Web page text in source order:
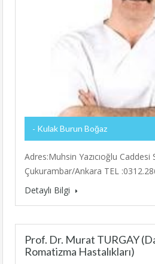
Kulak Burun Boğaz
Adres:Muhsin Yazıcıoğlu
Çukurambar/Ankara TEL
Detaylı Bilgi
Prof. Dr. Murat TURGAY
Romatizma Hastalıkları)